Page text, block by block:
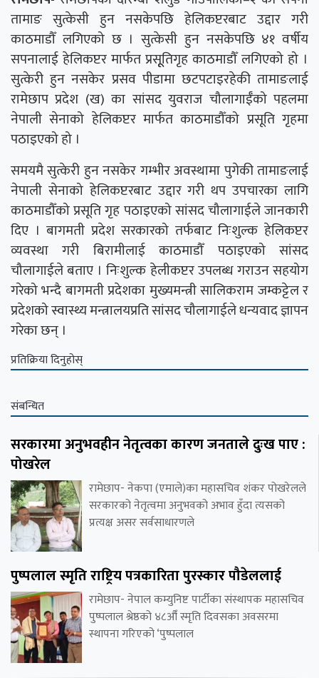
तामाङ सुत्केसी हुन नसकेपछि हेलिकप्टरबाट उद्दार गरी
काठमाडौँ लगिएको छ । सुत्केसी हुन नसकेपछि ४१ वर्षीय
सपनालाई हेलिकप्टर मार्फत प्रसूूतिगृह काठमाडौँ लगिएको हो ।
सुत्केरी हुन नसकेर प्रसव पीडामा छटपटाइरहेकी तामाङलाई
रामेछाप प्रदेश (ख) का सांसद युवराज चौलागाईँको पहलमा
नेपाली सेनाको हेलिकप्टर मार्फत काठमाडौँको प्रसूति गृहमा
पठाइएको हो ।
समयमै सुत्केरी हुन नसकेर गम्भीर अवस्थामा पुगेकी तामाङलाई
नेपाली सेनाको हेलिकप्टरबाट उद्दार गरी थप उपचारका लागि
काठमाडौँको प्रसूति गृह पठाइएको सांसद चौलागाईले जानकारी
दिए । बागमती प्रदेश सरकारको तर्फबाट निःशुल्क हेलिकप्टर
व्यवस्था गरी बिरामीलाई काठमाडौँ पठाइएको सांसद
चौलागाईले बताए । निःशुल्क हेलीकप्टर उपलब्ध गराउन सहयोग
गरेको भन्दै बागमती प्रदेशका मुख्यमन्त्री सालिकराम जम्कट्टेल र
प्रदेशको स्वास्थ्य मन्त्रालयप्रति सांसद चौलागाईले धन्यवाद ज्ञापन
गरेका छन् ।
प्रतिक्रिया दिनुहोस्
संबन्धित
सरकारमा अनुभवहीन नेतृत्वका कारण जनताले दुःख पाए :
पोखरेल
रामेछाप- नेकपा (एमाले)का महासचिव शंकर पोखरेलले
सरकारको नेतृत्वमा अनुभवको अभाव हुँदा त्यसको
प्रत्यक्ष असर सर्वसाधारणले
पुष्पलाल स्मृति राष्ट्रिय पत्रकारिता पुरस्कार पौडेललाई
रामेछाप- नेपाल कम्युनिष्ट पार्टीका संस्थापक महासचिव
पुष्पलाल श्रेष्ठको ४८औँ स्मृति दिवसका अवसरमा
स्थापना गरिएको ‘पुष्पलाल